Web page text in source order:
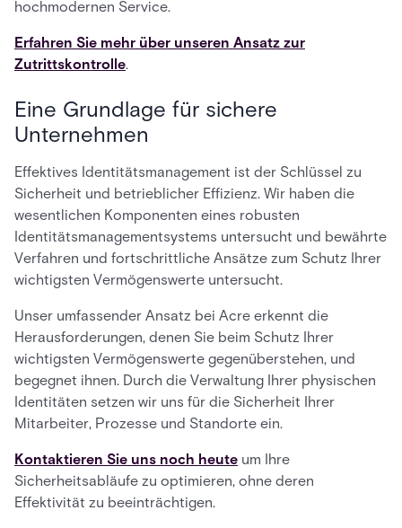
hochmodernen Service.
Erfahren Sie mehr über unseren Ansatz zur
Zutrittskontrolle.
Eine Grundlage für sichere
Unternehmen
Effektives Identitätsmanagement ist der Schlüssel zu
Sicherheit und betrieblicher Effizienz. Wir haben die
wesentlichen Komponenten eines robusten
Identitätsmanagementsystems untersucht und bewährte
Verfahren und fortschrittliche Ansätze zum Schutz Ihrer
wichtigsten Vermögenswerte untersucht.
Unser umfassender Ansatz bei Acre erkennt die
Herausforderungen, denen Sie beim Schutz Ihrer
wichtigsten Vermögenswerte gegenüberstehen, und
begegnet ihnen. Durch die Verwaltung Ihrer physischen
Identitäten setzen wir uns für die Sicherheit Ihrer
Mitarbeiter, Prozesse und Standorte ein.
Kontaktieren Sie uns noch heute um Ihre
Sicherheitsabläufe zu optimieren, ohne deren
Effektivität zu beeinträchtigen.